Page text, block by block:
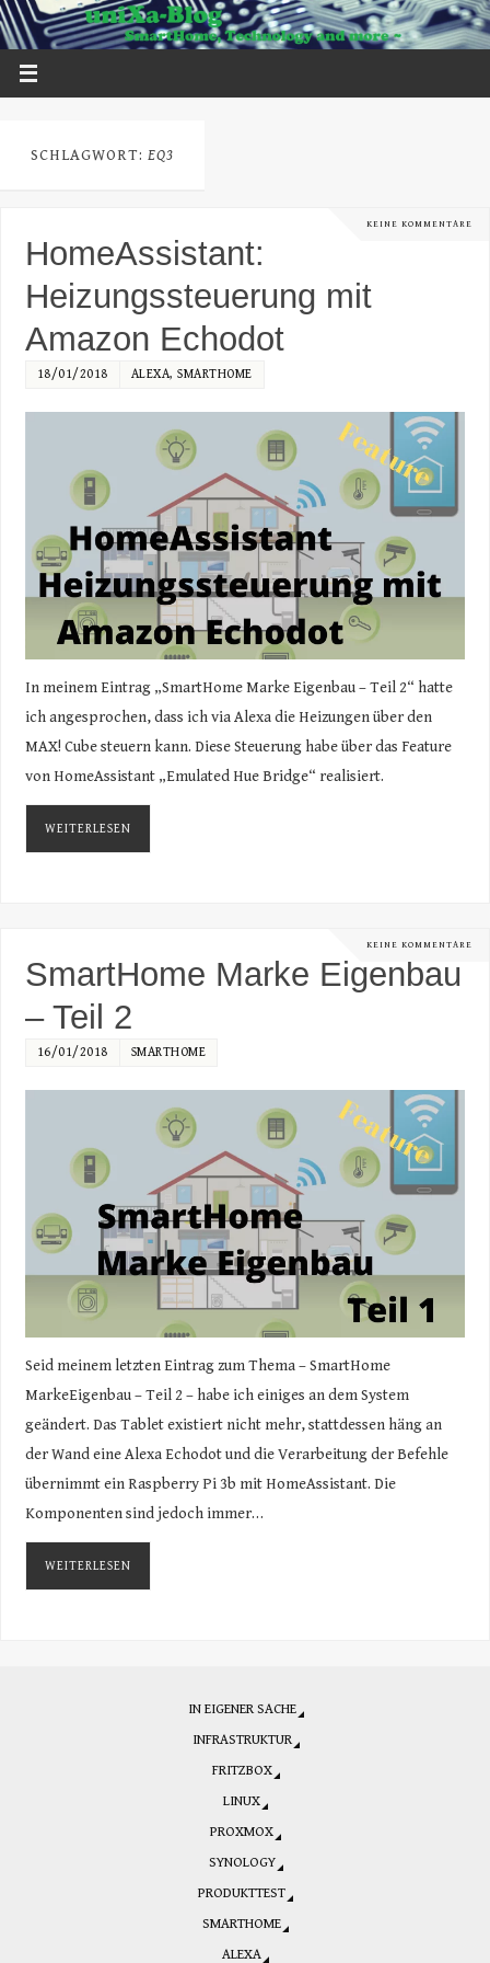
SCHLAGWORT: EQ3
KEINE KOMMENTARE
HomeAssistant:
Heizungssteuerung mit
Amazon Echodot
18/01/2018 ALEXA,SMARTHOME
In meinem Eintrag „SmartHome Marke Eigenbau – Teil 2“ hatte
ich angesprochen, dass ich via Alexa die Heizungen über den
MAX! Cube steuern kann. Diese Steuerung habe über das Feature
von HomeAssistant „Emulated Hue Bridge“ realisiert.
WEITERLESEN
KEINE KOMMENTARE
SmartHome Marke Eigenbau
– Teil 2
16/01/2018 SMARTHOME
Seid meinem letzten Eintrag zum Thema – SmartHome
MarkeEigenbau – Teil 2 – habe ich einiges an dem System
geändert. Das Tablet existiert nicht mehr, stattdessen häng an
der Wand eine Alexa Echodot und die Verarbeitung der Befehle
übernimmt ein Raspberry Pi 3b mit HomeAssistant. Die
Komponenten sind jedoch immer…
WEITERLESEN
IN EIGENER SACHE
INFRASTRUKTUR
FRITZBOX
LINUX
PROXMOX
SYNOLOGY
PRODUKTTEST
SMARTHOME
ALEXA